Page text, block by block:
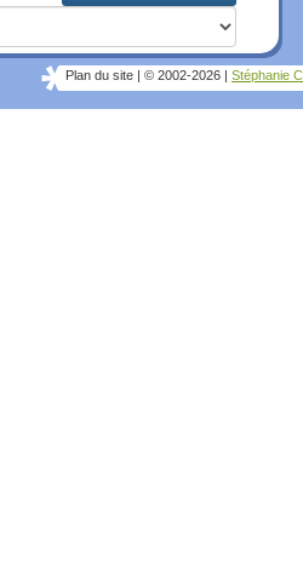
Plan du site © 2002-2026 Stéphanie C